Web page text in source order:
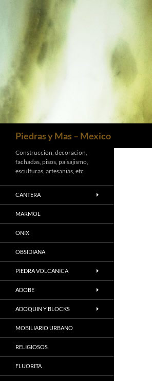
Piedras y Mas – Mexico
Construccion, decoracion,
fachadas, pisos, paisajismo,
esculturas, artesanias, etc
CANTERA
MARMOL
ONIX
OBSIDIANA
PIEDRA VOLCANICA
ADOBE
ADOQUIN Y BLOCKS
MOBILIARIO URBANO
RELIGIOSOS
FLUORITA